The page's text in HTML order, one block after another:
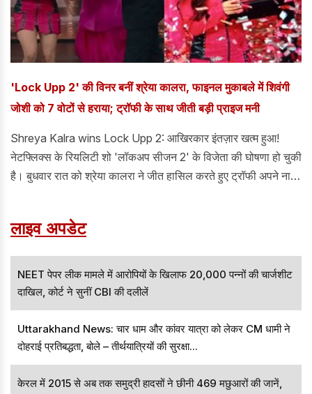
'Lock Upp 2' की विनर बनीं श्रेया कालरा, फाइनल मुकाबले में शिवंगी
जोशी को 7 वोटों से हराया; ट्रॉफी के साथ जीती बड़ी प्राइज मनी
Shreya Kalra wins Lock Upp 2: आखिरकार इंतज़ार खत्म हुआ!
नेटफ्लिक्स के रियलिटी शो 'लॉकअप सीजन 2' के विजेता की घोषणा हो चुकी
है। बुधवार रात को श्रेया कालरा ने जीत हासिल करते हुए ट्रॉफी अपने नाम
लाइव अपडेट
NEET पेपर लीक मामले में आरोपियों के खिलाफ 20,000 पन्नों की चार्जशीट
दाखिल, कोर्ट ने सुनीं CBI की दलीलें
Uttarakhand News: चार धाम और कांवर यात्रा को लेकर CM धामी ने
दोहराई प्रतिबद्धता, बोले – तीर्थयात्रियों की सुरक्षा...
केरल में 2015 से अब तक समुद्री हादसों ने छीनी 469 मछुआरों की जानें,